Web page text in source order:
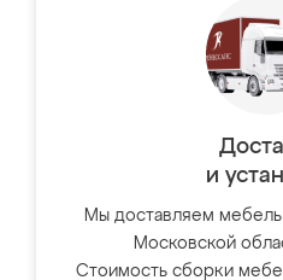
и
Мы доставляем
Московской
Стоимость сборки